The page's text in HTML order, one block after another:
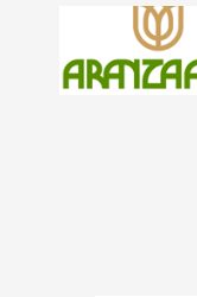
contenido